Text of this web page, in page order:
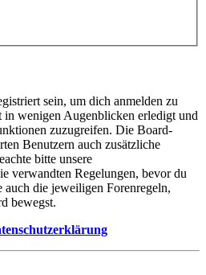
sein, um dich anmelden zu
wenigen Augenblicken erledigt und
zuzugreifen. Die Board-
Benutzern auch zusätzliche
bitte unsere
verwandten Regelungen, bevor du
auch die jeweiligen Forenregeln,
bewegst.